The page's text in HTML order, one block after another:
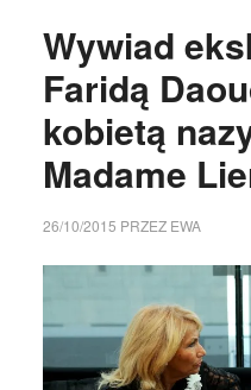
Wywiad
Faridą
kobietą
Madame
26/10/2015 PRZEZ EWA